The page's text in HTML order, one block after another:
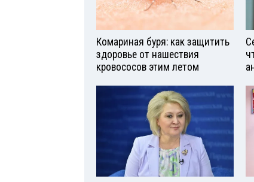
Комариная буря: как защитить
здоровье от нашествия
кровососов этим летом